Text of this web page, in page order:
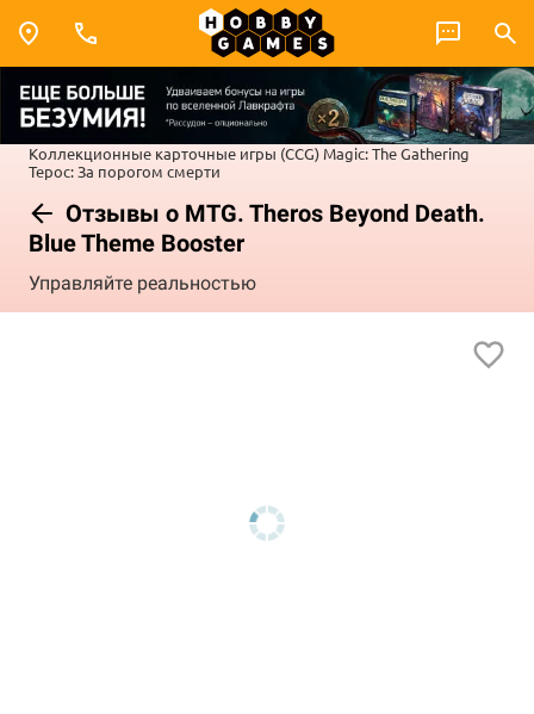
Коллекционные карточные игры (CCG) Magic: The Gathering
Терос: За порогом смерти
Отзывы о MTG. Theros Beyond Death.
Blue Theme Booster
Управляйте реальностью